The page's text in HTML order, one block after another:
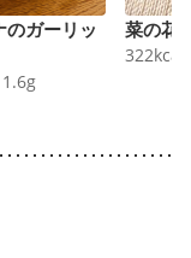
のガーリッ
1.6g
菜の花
322kcal